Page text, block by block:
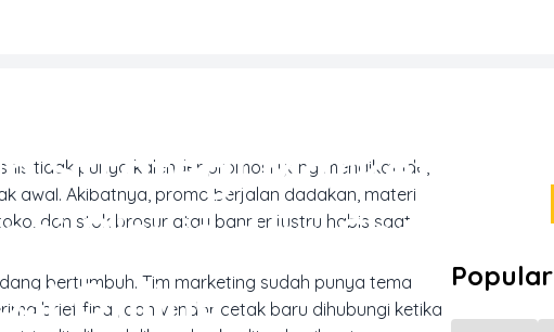
Strategi Marketing
Bisnis dan Cetak
Online
tidak punya kalender promosi yang mengikat ide,
awal. Akibatnya, promo berjalan dadakan, materi
dan stok brosur atau banner justru habis saat
bertumbuh. Tim marketing sudah punya tema
brief final, dan vendor cetak baru dihubungi ketika
Popular